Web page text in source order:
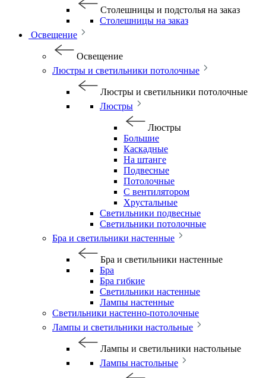
Столешницы и подстолья на заказ
Столешницы на заказ
Освещение
Освещение
Люстры и светильники потолочные
Люстры и светильники потолочные
Люстры
Люстры
Большие
Каскадные
На штанге
Подвесные
Потолочные
С вентилятором
Хрустальные
Светильники подвесные
Светильники потолочные
Бра и светильники настенные
Бра и светильники настенные
Бра
Бра гибкие
Светильники настенные
Лампы настенные
Светильники настенно-потолочные
Лампы и светильники настольные
Лампы и светильники настольные
Лампы настольные